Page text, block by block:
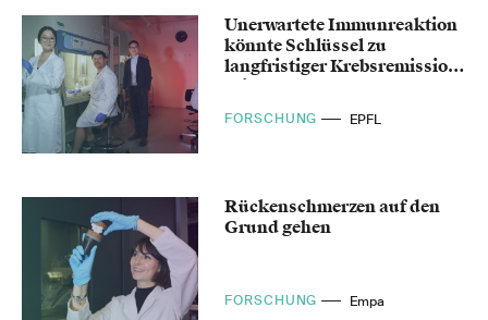
Unerwartete Immunreaktion
könnte Schlüssel zu
langfristiger Krebsremission
FORSCHUNG EPFL
Rückenschmerzen auf den
Grund gehen
FORSCHUNG Empa